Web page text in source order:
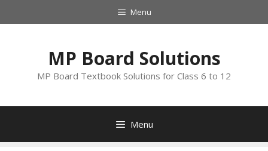
to
Menu
MP Board Solutions
MP Board Textbook Solutions for Class 6 to 12
Menu